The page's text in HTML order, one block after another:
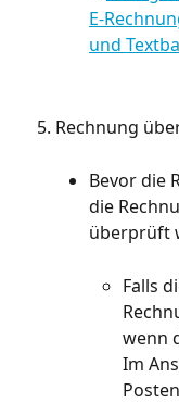
Rechnung
Bevor die
die
überprüft
Falls
wenn
Im